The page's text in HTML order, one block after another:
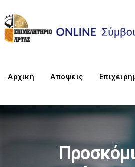
Αρχική Απόψεις